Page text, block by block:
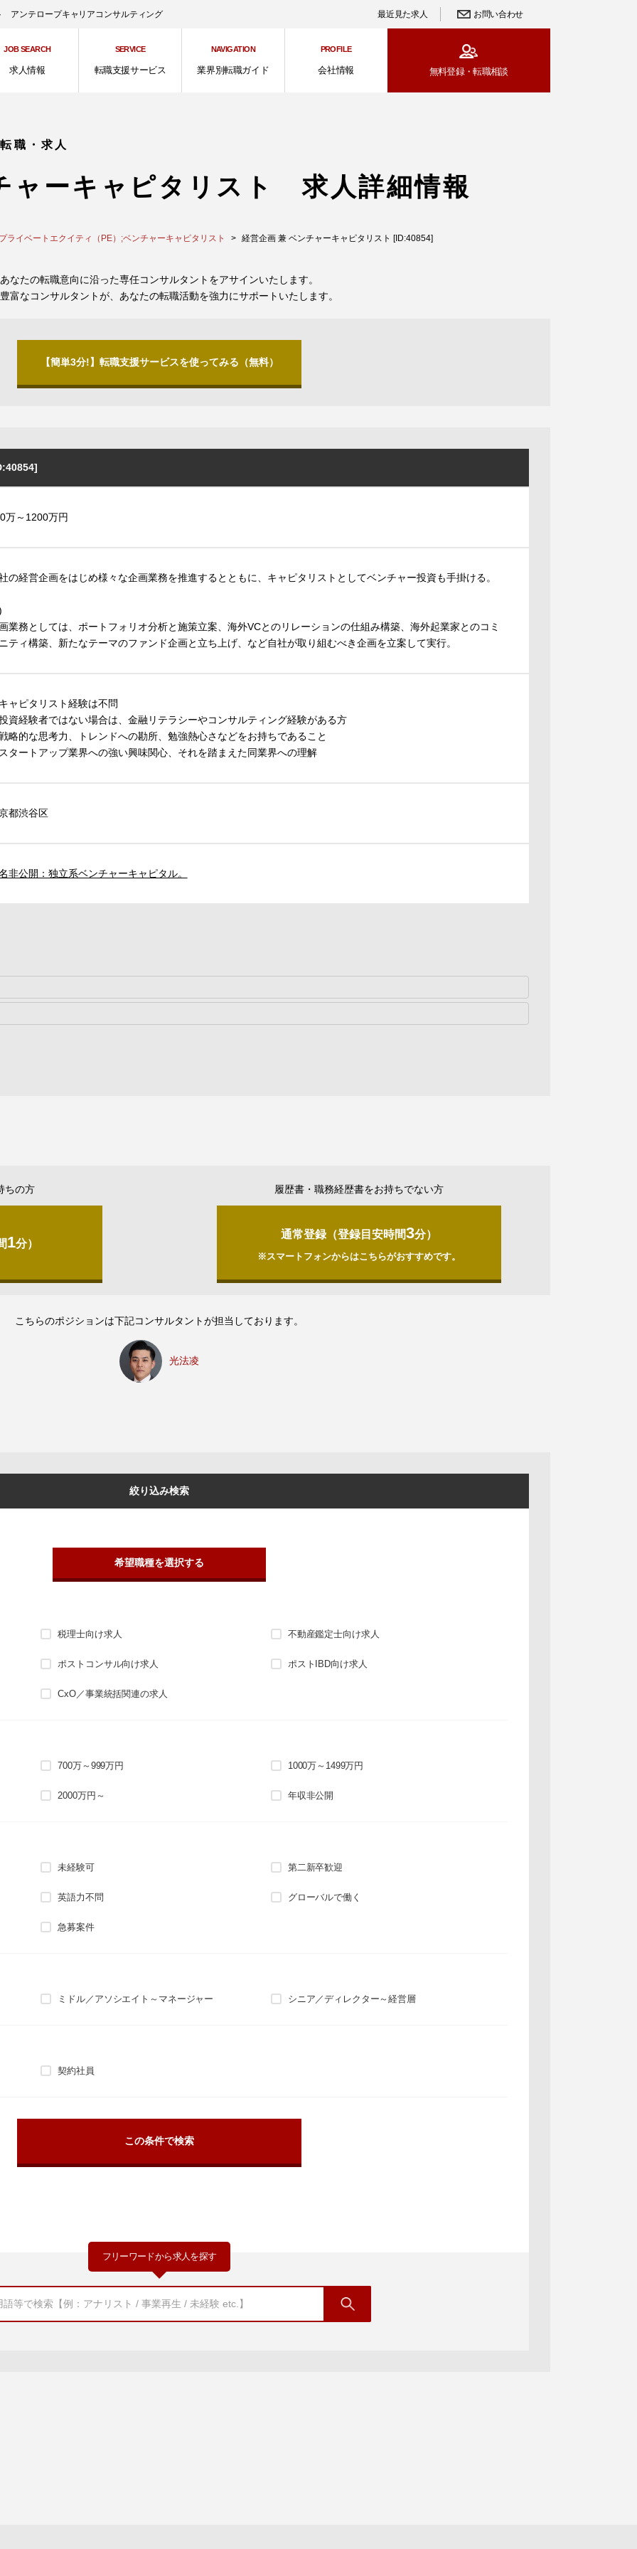
アンテロープキャリアコンサルティング 最近見た求人 お問い合わせ
JOB SEARCH
求人情報
SERVICE
転職支援サービス
NAVIGATION
業界別転職ガイド
PROFILE
会社情報 無料登録・転職相談
職・求人
ャーキャピタリスト 求人詳細情報
ライベートエクイティ（PE）;ベンチャーキャピタリスト 経営企画 兼 ベンチャーキャピタリスト [ID:40854]
あなたの転職意向に沿った専任コンサルタントをアサインいたします。
富なコンサルタントが、あなたの転職活動を強力にサポートいたします。
【簡単3分!】転職支援サービスを使ってみる（無料）
万～1200万円
の経営企画をはじめ様々な企画業務を推進するとともに、キャピタリストとしてベンチャー投資も手掛ける。
業務としては、ポートフォリオ分析と施策立案、海外VCとのリレーションの仕組み構築、海外起業家とのコミ
ティ構築、新たなテーマのファンド企画と立ち上げ、など自社が取り組むべき企画を立案して実行。
ャピタリスト経験は不問
資経験者ではない場合は、金融リテラシーやコンサルティング経験がある方
略的な思考力、トレンドへの勘所、勉強熱心さなどをお持ちであること
タートアップ業界への強い興味関心、それを踏まえた同業界への理解
都渋谷区
非公開：独立系ベンチャーキャピタル。
ちの方
1分）
履歴書・職務経歴書をお持ちでない方
通常登録（登録目安時間3分）
※スマートフォンからはこちらがおすすめです。
こちらのポジションは下記コンサルタントが担当しております。
光法凌
絞り込み検索
希望職種を選択する
税理士向け求人 不動産鑑定士向け求人
ポストコンサル向け求人 ポストIBD向け求人
CxO／事業統括関連の求人
700万～999万円 1000万～1499万円
2000万円～ 年収非公開
未経験可 第二新卒歓迎
英語力不問 グローバルで働く
急募案件
ミドル／アソシエイト～マネージャー シニア／ディレクター～経営層
契約社員
フリーワードから求人を探す